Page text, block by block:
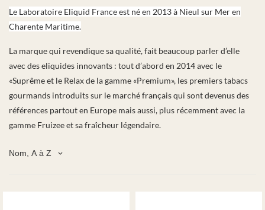
Le Laboratoire Eliquid France est né en 2013 à Nieul sur Mer en
Charente Maritime.
La marque qui revendique sa qualité, fait beaucoup parler d’elle
avec des eliquides innovants : tout d’abord en 2014 avec le
«Suprême et le Relax de la gamme «Premium», les premiers tabacs
gourmands introduits sur le marché français qui sont devenus des
références partout en Europe mais aussi, plus récemment avec la
gamme Fruizee et sa fraîcheur légendaire.
Nom, A à Z keyboard_arrow_down